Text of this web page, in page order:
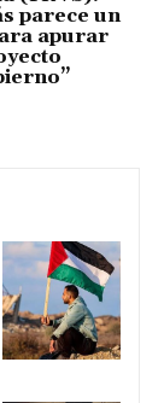
parece un
apurar